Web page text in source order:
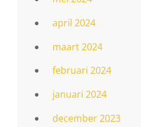
april 2024
maart 2024
februari 2024
januari 2024
december 2023